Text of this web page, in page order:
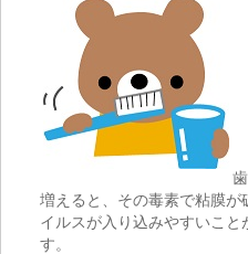
増えると、その毒素で粘膜が
イルスが入り込みやすいこと
す。